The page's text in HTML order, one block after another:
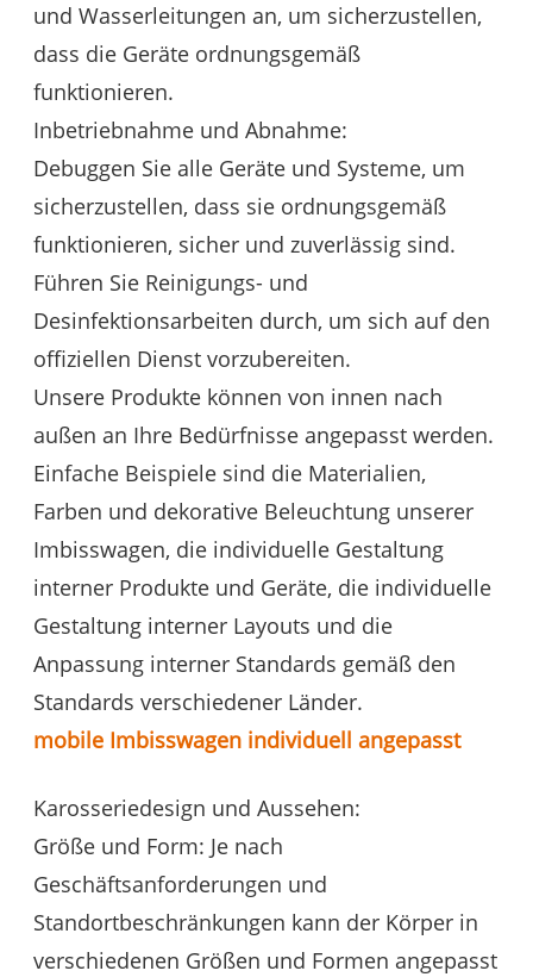
und Wasserleitungen an, um sicherzustellen,
dass die Geräte ordnungsgemäß
funktionieren.
Inbetriebnahme und Abnahme:
Debuggen Sie alle Geräte und Systeme, um
sicherzustellen, dass sie ordnungsgemäß
funktionieren, sicher und zuverlässig sind.
Führen Sie Reinigungs- und
Desinfektionsarbeiten durch, um sich auf den
offiziellen Dienst vorzubereiten.
Unsere Produkte können von innen nach
außen an Ihre Bedürfnisse angepasst werden.
Einfache Beispiele sind die Materialien,
Farben und dekorative Beleuchtung unserer
Imbisswagen, die individuelle Gestaltung
interner Produkte und Geräte, die individuelle
Gestaltung interner Layouts und die
Anpassung interner Standards gemäß den
Standards verschiedener Länder.
mobile Imbisswagen individuell angepasst
Karosseriedesign und Aussehen:
Größe und Form: Je nach
Geschäftsanforderungen und
Standortbeschränkungen kann der Körper in
verschiedenen Größen und Formen angepasst